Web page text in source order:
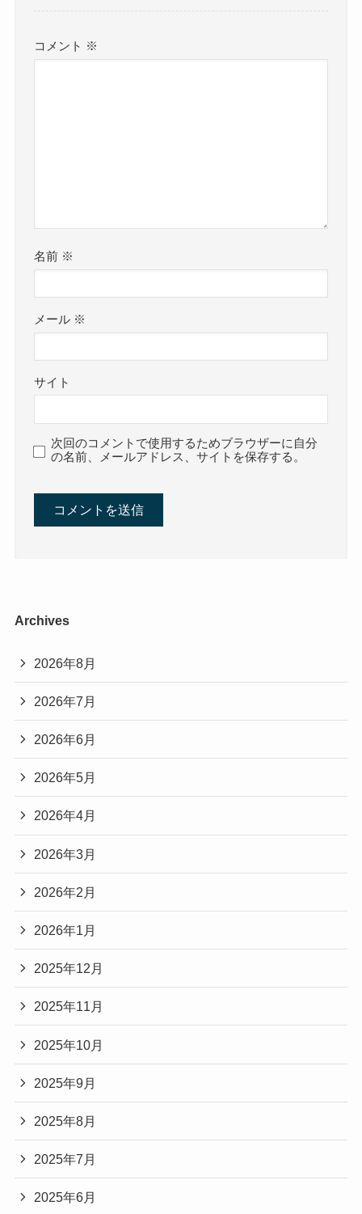
コメント ※
名前 ※
メール ※
サイト
次回のコメントで使用するためブラウザーに自分
の名前、メールアドレス、サイトを保存する。
Archives
2026年8月
2026年7月
2026年6月
2026年5月
2026年4月
2026年3月
2026年2月
2026年1月
2025年12月
2025年11月
2025年10月
2025年9月
2025年8月
2025年7月
2025年6月